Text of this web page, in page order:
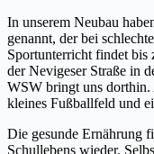
In unserem Neubau
genannt, der bei
Sportunterricht findet bis
der Nevigeser Straße in
WSW bringt uns
kleines Fußballfeld und
Die gesunde Ernährung
Schullebens wieder.